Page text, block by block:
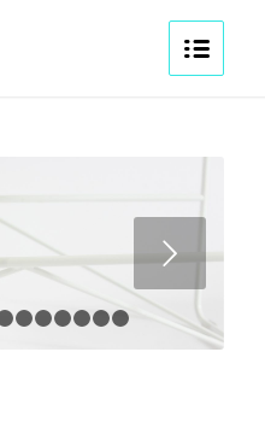
2 3 4 5 6 7 8 11 12